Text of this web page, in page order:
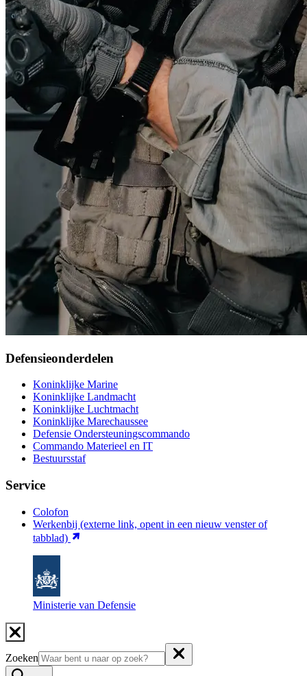
Defensieonderdelen
Koninklijke Marine
Koninklijke Landmacht
Koninklijke Luchtmacht
Koninklijke Marechaussee
Defensie Ondersteuningscommando
Commando Materieel en IT
Bestuursstaf
Service
Colofon
Werkenbij (externe link, opent in een nieuw venster of
tabblad)
Ministerie van Defensie
Zoeken